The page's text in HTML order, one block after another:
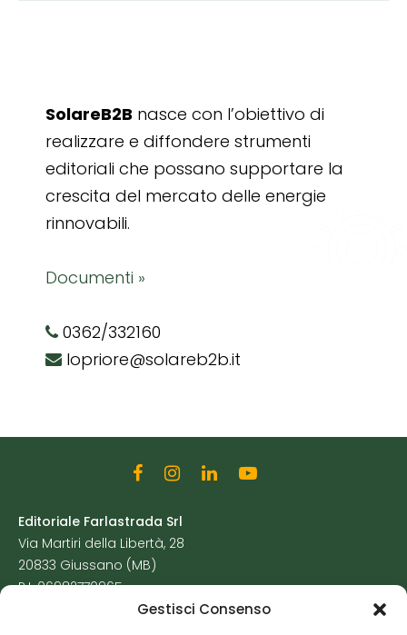
Gestisci Consenso
SolareB2B nasce con l’obiettivo di
realizzare e diffondere strumenti
editoriali che possano supportare la
crescita del mercato delle energie
rinnovabili.
Documenti »
0362/332160
lopriore@solareb2b.it
Editoriale Farlastrada Srl
Via Martiri della Libertà, 28
20833 Giussano (MB)
P.I. 06982770965